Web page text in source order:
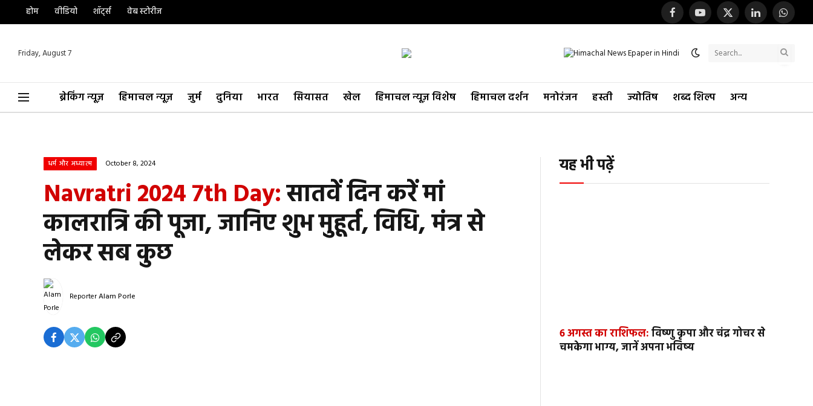
होम वीडियो शॉर्ट्स वेब स्टोरीज FacebookYouTube
X
LinkedIn
Friday, August 7
ब्रेकिंग न्यूज़ हिमाचल न्यूज़ जुर्म दुनिया भारत सियासत खेल हिमाचल न्यूज़ विशेष हिमाचल दर्शन मनोरंजन हस्ती ज्योतिष शब्द शिल्प अन्य
धर्म और अध्यात्म October 8, 2024
Navratri 2024 7th Day:सातवें दिन करें मां
कालरात्रि की पूजा, जानिए शुभ मुहूर्त, विधि, मंत्र से
लेकर सब कुछ
ReporterAlam Porle
यह भी पढ़ें
6 अगस्त का राशिफल:विष्णु कृपा और चंद्र गोचर से
चमकेगा भाग्य, जानें अपना भविष्य